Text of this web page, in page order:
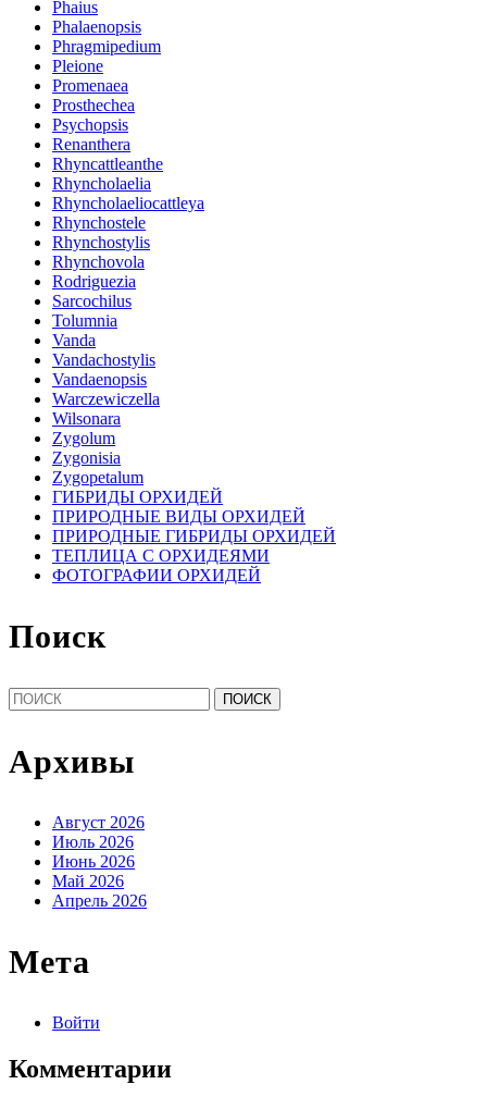
Phaius
Phalaenopsis
Phragmipedium
Pleione
Promenaea
Prosthechea
Psychopsis
Renanthera
Rhyncattleanthe
Rhyncholaelia
Rhyncholaeliocattleya
Rhynchostele
Rhynchostylis
Rhynchovola
Rodriguezia
Sarcochilus
Tolumnia
Vanda
Vandachostylis
Vandaenopsis
Warczewiczella
Wilsonara
Zygolum
Zygonisia
Zygopetalum
ГИБРИДЫ ОРХИДЕЙ
ПРИРОДНЫЕ ВИДЫ ОРХИДЕЙ
ПРИРОДНЫЕ ГИБРИДЫ ОРХИДЕЙ
ТЕПЛИЦА С ОРХИДЕЯМИ
ФОТОГРАФИИ ОРХИДЕЙ
Поиск
Найти:
Архивы
Август 2026
Июль 2026
Июнь 2026
Май 2026
Апрель 2026
Мета
Войти
Комментарии